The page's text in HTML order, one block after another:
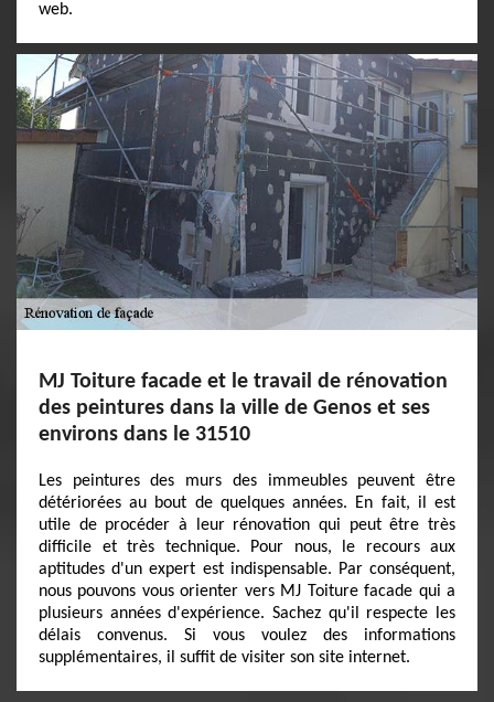
web.
MJ Toiture facade et le travail de rénovation
des peintures dans la ville de Genos et ses
environs dans le 31510
Les peintures des murs des immeubles peuvent être
détériorées au bout de quelques années. En fait, il est
utile de procéder à leur rénovation qui peut être très
difficile et très technique. Pour nous, le recours aux
aptitudes d'un expert est indispensable. Par conséquent,
nous pouvons vous orienter vers MJ Toiture facade qui a
plusieurs années d'expérience. Sachez qu'il respecte les
délais convenus. Si vous voulez des informations
supplémentaires, il suffit de visiter son site internet.